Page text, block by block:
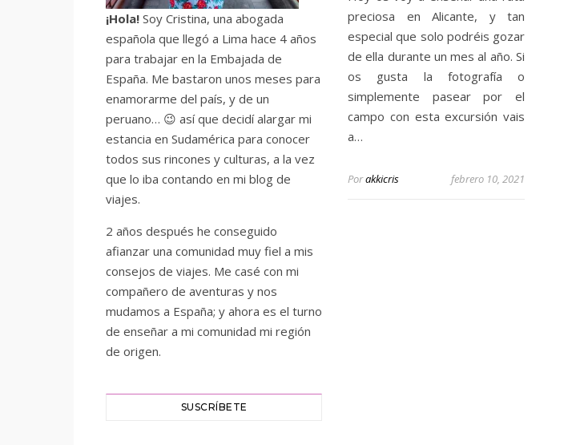
¡Hola! Soy Cristina, una abogada
española que llegó a Lima hace 4 años
para trabajar en la Embajada de
España. Me bastaron unos meses para
enamorarme del país, y de un
peruano… 😉 así que decidí alargar mi
estancia en Sudamérica para conocer
todos sus rincones y culturas, a la vez
que lo iba contando en mi blog de
viajes.
2 años después he conseguido
afianzar una comunidad muy fiel a mis
consejos de viajes. Me casé con mi
compañero de aventuras y nos
mudamos a España; y ahora es el turno
de enseñar a mi comunidad mi región
de origen.
SUSCRÍBETE
preciosa en Alicante, y tan
especial que solo podréis gozar
de ella durante un mes al año. Si
os gusta la fotografía o
simplemente pasear por el
campo con esta excursión vais
a…
Porakkicris febrero 10, 2021